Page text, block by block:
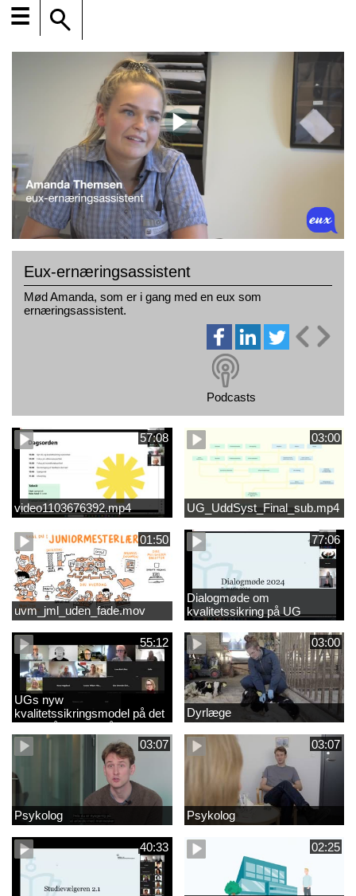
☰
Eux-ernæringsassistent
Mød Amanda, som er i gang med en eux som
ernæringsassistent.
Podcasts
57:08
video1103676392.mp4
03:00
UG_UddSyst_Final_sub.mp4
01:50
uvm_jml_uden_fade.mov
77:06
Dialogmøde om
kvalitetssikring på UG
55:12
UGs nyw
kvalitetssikringsmodel på det
videregående område
03:00
Dyrlæge
03:07
Psykolog
03:07
Psykolog
40:33 02:25